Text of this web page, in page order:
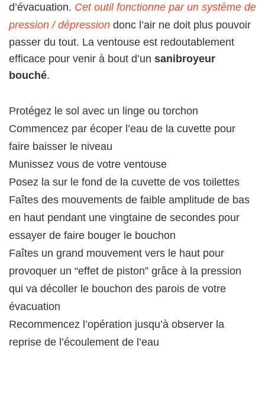
d’évacuation. Cet outil fonctionne par un système de
pression / dépression donc l’air ne doit plus pouvoir
passer du tout. La ventouse est redoutablement
efficace pour venir à bout d’un sanibroyeur
bouché.
Protégez le sol avec un linge ou torchon
Commencez par écoper l’eau de la cuvette pour
faire baisser le niveau
Munissez vous de votre ventouse
Posez la sur le fond de la cuvette de vos toilettes
Faîtes des mouvements de faible amplitude de bas
en haut pendant une vingtaine de secondes pour
essayer de faire bouger le bouchon
Faîtes un grand mouvement vers le haut pour
provoquer un “effet de piston” grâce à la pression
qui va décoller le bouchon des parois de votre
évacuation
Recommencez l’opération jusqu’à observer la
reprise de l’écoulement de l’eau